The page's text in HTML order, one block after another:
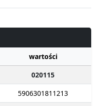
wartości
020115
5906301811213